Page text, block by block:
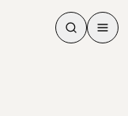
Søk
Søk
Meny